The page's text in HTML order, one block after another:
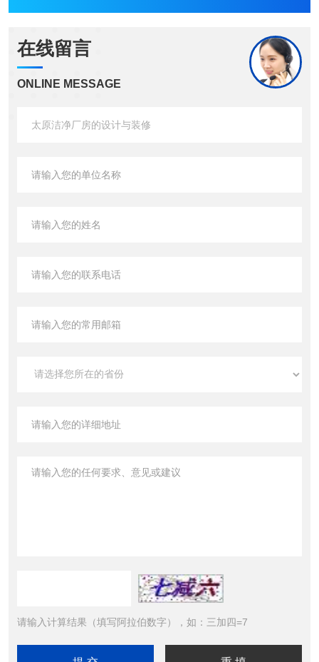
在线留言
ONLINE MESSAGE
请输入计算结果（填写阿拉伯数字），如：三加四=7